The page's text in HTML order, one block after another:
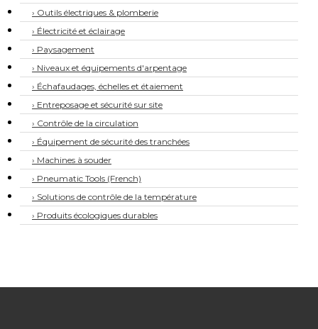
› Outils électriques & plomberie
› Électricité et éclairage
› Paysagement
› Niveaux et équipements d'arpentage
› Échafaudages, échelles et étaiement
› Entreposage et sécurité sur site
› Contrôle de la circulation
› Équipement de sécurité des tranchées
› Machines à souder
› Pneumatic Tools (French)
› Solutions de contrôle de la température
› Produits écologiques durables